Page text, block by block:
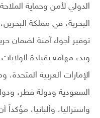
الدولي لأمن وحماية
توفير أجواء آمنة لضمان
وبدء مهامه بقيادة
الإمارات العربية المتحدة،
السعودية ودولة قطر،
واستراليا، وألبانيا،